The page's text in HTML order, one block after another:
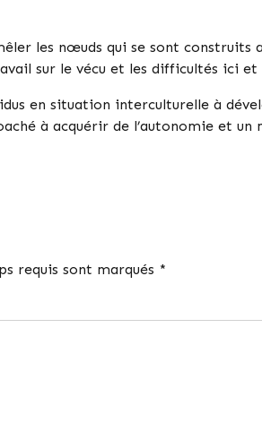
les nœuds qui se sont
sur le vécu et les difficultés ici
en situation interculturelle à
à acquérir de l’autonomie et un
requis sont marqués *